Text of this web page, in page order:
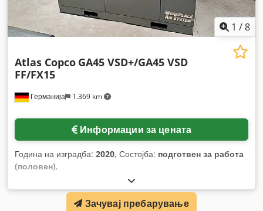
1 /8
Германија 1.369 km
Atlas Copco GA45 VSD+/GA45 VSD
FF/FX15
Информации за цената
Година на изградба: 2020, Состојба: подготвен за работа
(половен),
Зачувај пребарување